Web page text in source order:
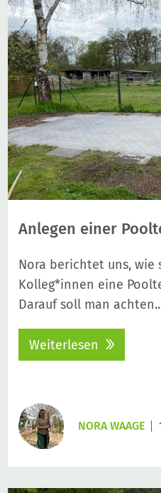
Anlegen einer
Nora berichtet uns, wie
Kolleg*innen eine
Darauf soll man
Weiterlesen
NORA WAAGE